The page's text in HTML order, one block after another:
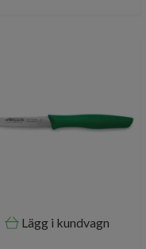
Lägg i kundvagn